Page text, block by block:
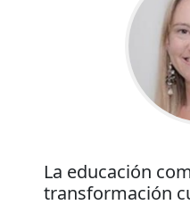
La educación
transformación